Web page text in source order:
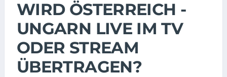
WIRD ÖSTERREICH -
UNGARN LIVE IM TV
ODER STREAM
ÜBERTRAGEN?